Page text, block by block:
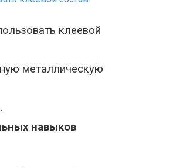
клеевой
металлическую
навыков